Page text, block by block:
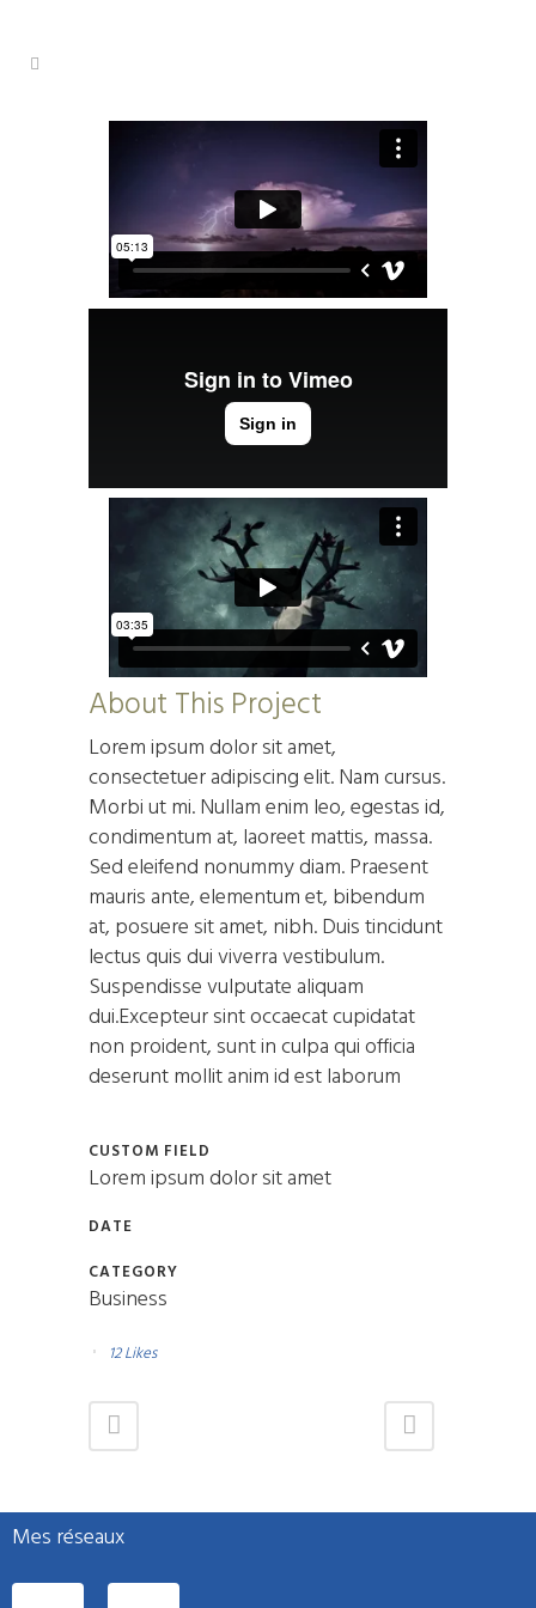
About This Project
Lorem ipsum dolor sit amet,
consectetuer adipiscing elit. Nam cursus.
Morbi ut mi. Nullam enim leo, egestas id,
condimentum at, laoreet mattis, massa.
Sed eleifend nonummy diam. Praesent
mauris ante, elementum et, bibendum
at, posuere sit amet, nibh. Duis tincidunt
lectus quis dui viverra vestibulum.
Suspendisse vulputate aliquam
dui.Excepteur sint occaecat cupidatat
non proident, sunt in culpa qui officia
deserunt mollit anim id est laborum
CUSTOM FIELD
Lorem ipsum dolor sit amet
DATE
CATEGORY
Business
12Likes
Mes réseaux